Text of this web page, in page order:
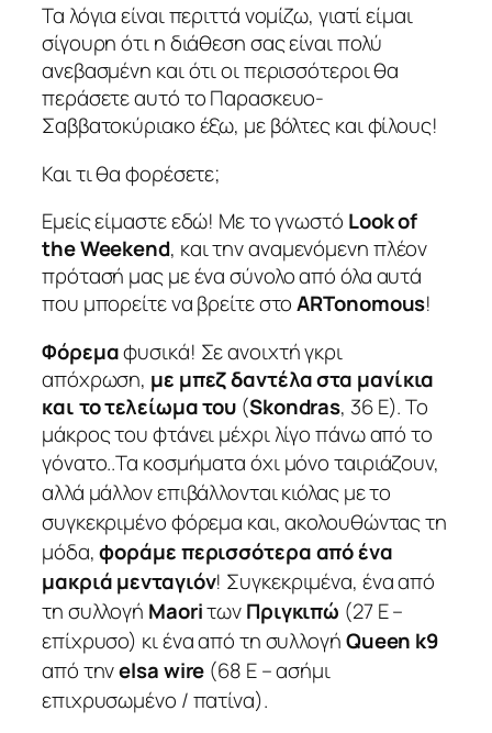
Τα λόγια είναι περιττά νομίζω, γιατί είμαι
σίγουρη ότι η διάθεση σας είναι πολύ
ανεβασμένη και ότι οι περισσότεροι θα
περάσετε αυτό το Παρασκευο-
Σαββατοκύριακο έξω, με βόλτες και φίλους!
Και τι θα φορέσετε;
Εμείς είμαστε εδώ! Με το γνωστό Look of
the Weekend, και την αναμενόμενη πλέον
πρότασή μας με ένα σύνολο από όλα αυτά
που μπορείτε να βρείτε στοARTonomous!
Φόρεμαφυσικά! Σε ανοιχτή γκρι
απόχρωση, με μπεζ δαντέλα στα μανίκια
και το τελείωμα του (Skondras, 36 E). Το
μάκρος του φτάνει μέχρι λίγο πάνω από το
γόνατο..Τα κοσμήματα όχι μόνο ταιριάζουν,
αλλά μάλλον επιβάλλονται κιόλας με το
συγκεκριμένο φόρεμα και, ακολουθώντας τη
μόδα,φοράμε περισσότερα από ένα
μακριά μενταγιόν! Συγκεκριμένα, ένα από
τη συλλογή MaoriτωνΠριγκιπώ (27 Ε –
επίχρυσο) κι ένα από τη συλλογήQueen k9
από τηνelsa wire (68 Ε – ασήμι
επιχρυσωμένο / πατίνα).